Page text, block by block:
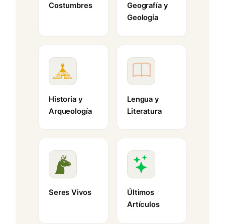
Costumbres
Geografía y
Geología
Historia y
Arqueología
Lengua y
Literatura
Seres Vivos
Últimos
Artículos